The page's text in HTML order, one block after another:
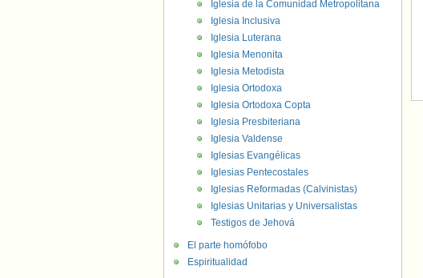
Iglesia de la Comunidad Metropolitana
Iglesia Inclusiva
Iglesia Luterana
Iglesia Menonita
Iglesia Metodista
Iglesia Ortodoxa
Iglesia Ortodoxa Copta
Iglesia Presbiteriana
Iglesia Valdense
Iglesias Evangélicas
Iglesias Pentecostales
Iglesias Reformadas (Calvinistas)
Iglesias Unitarias y Universalistas
Testigos de Jehová
El parte homófobo
Espiritualidad